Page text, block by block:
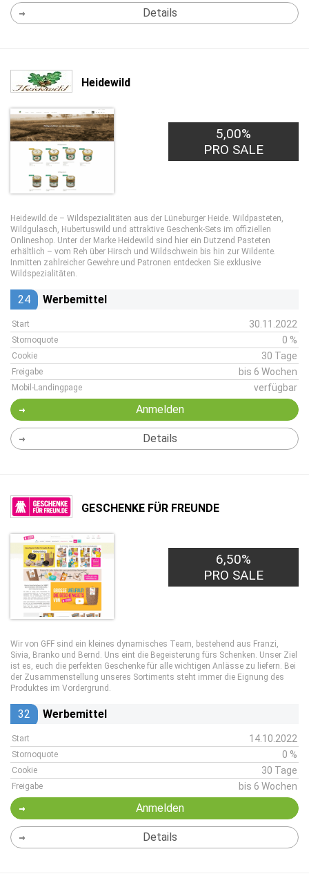
Details
Heidewild
5,00%
PRO SALE
Heidewild.de – Wildspezialitäten aus der Lüneburger Heide. Wildpasteten,
Wildgulasch, Hubertuswild und attraktive Geschenk-Sets im offiziellen
Onlineshop. Unter der Marke Heidewild sind hier ein Dutzend Pasteten
erhältlich – vom Reh über Hirsch und Wildschwein bis hin zur Wildente.
Inmitten zahlreicher Gewehre und Patronen entdecken Sie exklusive
Wildspezialitäten.
24 Werbemittel
Start 30.11.2022
Stornoquote 0 %
Cookie 30 Tage
Freigabe bis 6 Wochen
Mobil-Landingpage verfügbar
Anmelden
Details
GESCHENKE FÜR FREUNDE
6,50%
PRO SALE
Wir von GFF sind ein kleines dynamisches Team, bestehend aus Franzi,
Sivia, Branko und Bernd. Uns eint die Begeisterung fürs Schenken. Unser Ziel
ist es, euch die perfekten Geschenke für alle wichtigen Anlässe zu liefern. Bei
der Zusammenstellung unseres Sortiments steht immer die Eignung des
Produktes im Vordergrund.
32 Werbemittel
Start 14.10.2022
Stornoquote 0 %
Cookie 30 Tage
Freigabe bis 6 Wochen
Anmelden
Details